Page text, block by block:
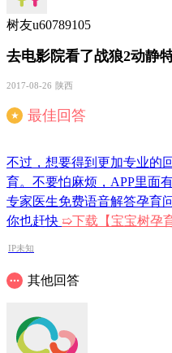
树友u60789105
去电影院看了战狼2动静
2017-08-26 陕西
★
最佳回答
不过，想要得到更加专业的
育。不要怕麻烦，APP里面
专家医生免费语音解答孕育
你也赶快 ➯下载【宝宝树孕
IP未知
其他回答